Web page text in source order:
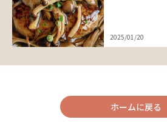
2025/01/20
ホームに戻る